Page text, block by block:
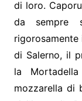
di loro.
da sempre
rigorosamente
di Salerno, il
la
mozzarella di